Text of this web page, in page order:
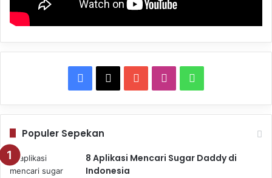
Facebook
X YouTubeInstagram
Populer Sepekan
8 Aplikasi Mencari Sugar Daddy di
Indonesia